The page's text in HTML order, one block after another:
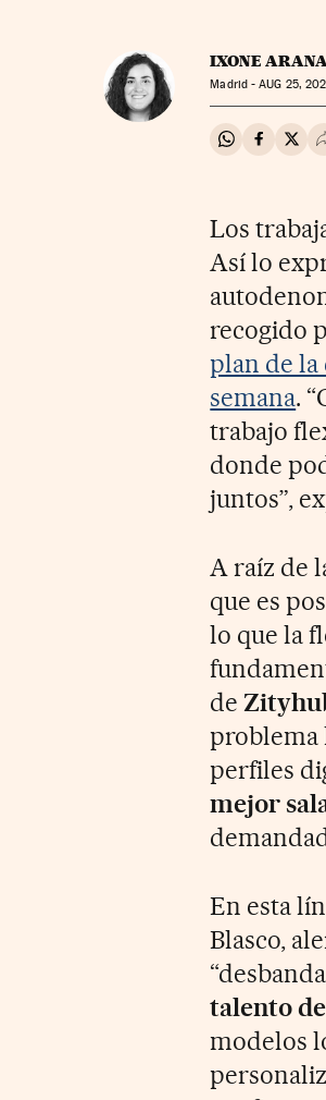
IXONE
Madrid -AUG 25,
Compartir en
Los
Así lo
recogido
plan de la
semana.
trabajo
donde
juntos”,
A raíz de
que es
lo que la
de
problema
perfiles
mejor
En esta
Blasco,
talento
modelos